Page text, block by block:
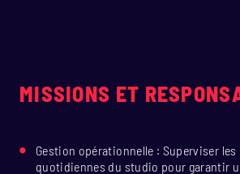
MISSIONS ET
Gestion opérationnelle : Superviser
quotidiennes du studio pour garantir